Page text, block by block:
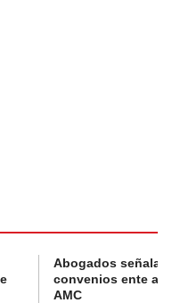
Abogados
convenios ente
AMC